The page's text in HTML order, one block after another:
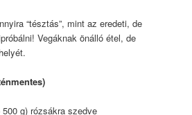
“tésztás”, mint az eredeti, de
Vegáknak önálló étel, de
g) rózsákra szedve